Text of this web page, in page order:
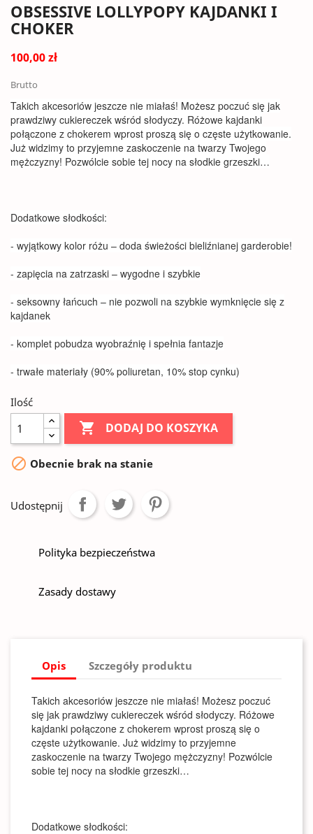
OBSESSIVE LOLLYPOPY KAJDANKI I
CHOKER
100,00 zł
Brutto
Takich akcesoriów jeszcze nie miałaś! Możesz poczuć się jak
prawdziwy cukiereczek wśród słodyczy. Różowe kajdanki
połączone z chokerem wprost proszą się o częste użytkowanie.
Już widzimy to przyjemne zaskoczenie na twarzy Twojego
mężczyzny! Pozwólcie sobie tej nocy na słodkie grzeszki…
Dodatkowe słodkości:
- wyjątkowy kolor różu – doda świeżości bieliźnianej garderobie!
- zapięcia na zatrzaski – wygodne i szybkie
- seksowny łańcuch – nie pozwoli na szybkie wymknięcie się z
kajdanek
- komplet pobudza wyobraźnię i spełnia fantazje
- trwałe materiały (90% poliuretan, 10% stop cynku)
Ilość
 DODAJ DO KOSZYKA
 Obecnie brak na stanie
Udostępnij
Polityka bezpieczeństwa
Zasady dostawy
Opis Szczegóły produktu
Takich akcesoriów jeszcze nie miałaś! Możesz poczuć
się jak prawdziwy cukiereczek wśród słodyczy. Różowe
kajdanki połączone z chokerem wprost proszą się o
częste użytkowanie. Już widzimy to przyjemne
zaskoczenie na twarzy Twojego mężczyzny! Pozwólcie
sobie tej nocy na słodkie grzeszki…
Dodatkowe słodkości: